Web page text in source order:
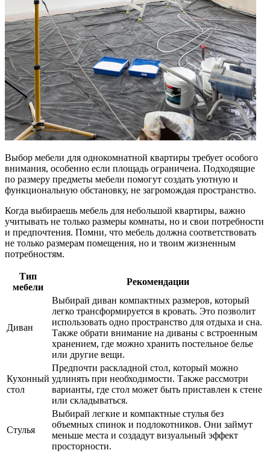
Выбор мебели для однокомнатной квартиры требует особого
внимания, особенно если площадь ограничена. Подходящие
по размеру предметы мебели помогут создать уютную и
функциональную обстановку, не загромождая пространство.
Когда выбираешь мебель для небольшой квартиры, важно
учитывать не только размеры комнаты, но и свои потребности
и предпочтения. Помни, что мебель должна соответствовать
не только размерам помещения, но и твоим жизненным
потребностям.
Тип
мебели
Рекомендации
Диван
Выбирай диван компактных размеров, который
легко трансформируется в кровать. Это позволит
использовать одно пространство для отдыха и сна.
Также обрати внимание на диваны с встроенным
хранением, где можно хранить постельное белье
или другие вещи.
Кухонный
стол
Предпочти раскладной стол, который можно
удлинять при необходимости. Также рассмотри
варианты, где стол может быть приставлен к стене
или складываться.
Стулья
Выбирай легкие и компактные стулья без
объемных спинок и подлокотников. Они займут
меньше места и создадут визуальный эффект
просторности.